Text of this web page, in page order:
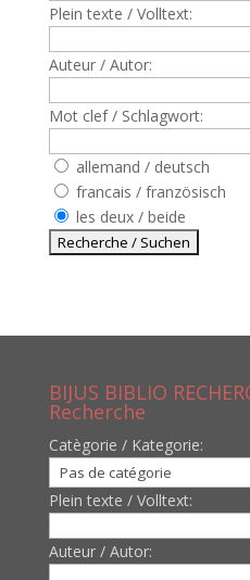
Plein texte / Volltext:
Auteur / Autor:
Mot clef / Schlagwort:
allemand / deutsch
francais / französisch
les deux / beide
BIJUS BIBLIO
Recherche
Catègorie / Kategorie:
Plein texte / Volltext:
Auteur / Autor: